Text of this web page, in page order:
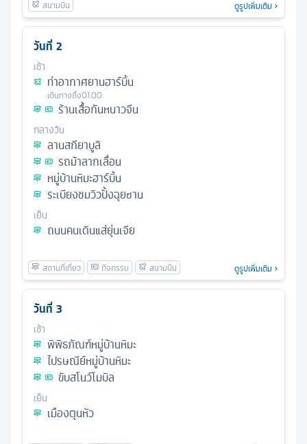
ดูรูปเพิ่มเติม
วันที่ 2
เช้า
ท่าอากาศยานฮาร์บิ้น
เดินทางถึง01.00
ร้านเสื้อกันหนาวจีน
กลางวัน
ลานสกียาบูลิ
รถม้าลากเลื่อน
หมู่บ้านหิมะฮาร์บิ้น
ระเบียงชมวิวปั้งฉุยซาน
เย็น
ถนนคนเดินแส่ยุ่นเจีย
ดูรูปเพิ่มเติม
วันที่ 3
เช้า
พิพิธภัณฑ์หมู่บ้านหิมะ
ไปรษณีย์หมู่บ้านหิมะ
ขับสโนว์โมบิล
เย็น
เมืองตุนหัว